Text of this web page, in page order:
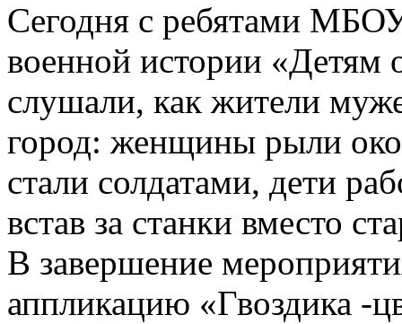
Сегодня с ребятами
военной истории «Детям
слушали, как жители
город: женщины рыли
стали солдатами, дети
встав за станки вместо
В завершение
аппликацию «Гвоздика -